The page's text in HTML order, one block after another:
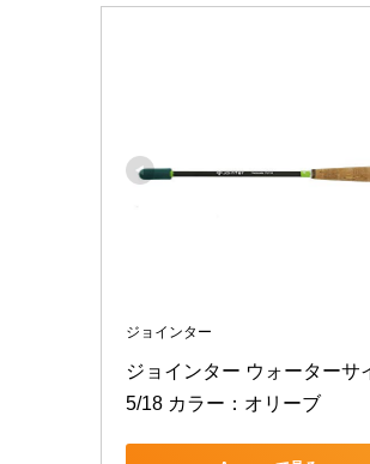
ジョインター
ジョインター ウォーターサ
5/18 カラー：オリーブ